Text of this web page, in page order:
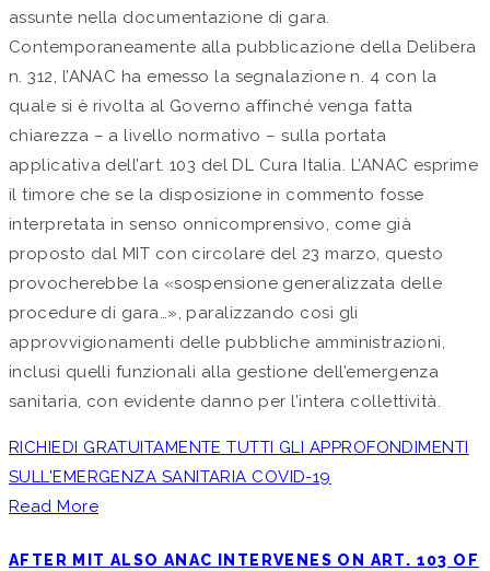
assunte nella documentazione di gara.
Contemporaneamente alla pubblicazione della Delibera
n. 312, l’ANAC ha emesso la segnalazione n. 4 con la
quale si è rivolta al Governo affinché venga fatta
chiarezza – a livello normativo – sulla portata
applicativa dell’art. 103 del DL Cura Italia. L’ANAC esprime
il timore che se la disposizione in commento fosse
interpretata in senso onnicomprensivo, come già
proposto dal MIT con circolare del 23 marzo, questo
provocherebbe la «sospensione generalizzata delle
procedure di gara…», paralizzando così gli
approvvigionamenti delle pubbliche amministrazioni,
inclusi quelli funzionali alla gestione dell’emergenza
sanitaria, con evidente danno per l’intera collettività.
RICHIEDI GRATUITAMENTE TUTTI GLI APPROFONDIMENTI
SULL'EMERGENZA SANITARIA COVID-19
Read More
AFTER MIT ALSO ANAC INTERVENES ON ART. 103 OF